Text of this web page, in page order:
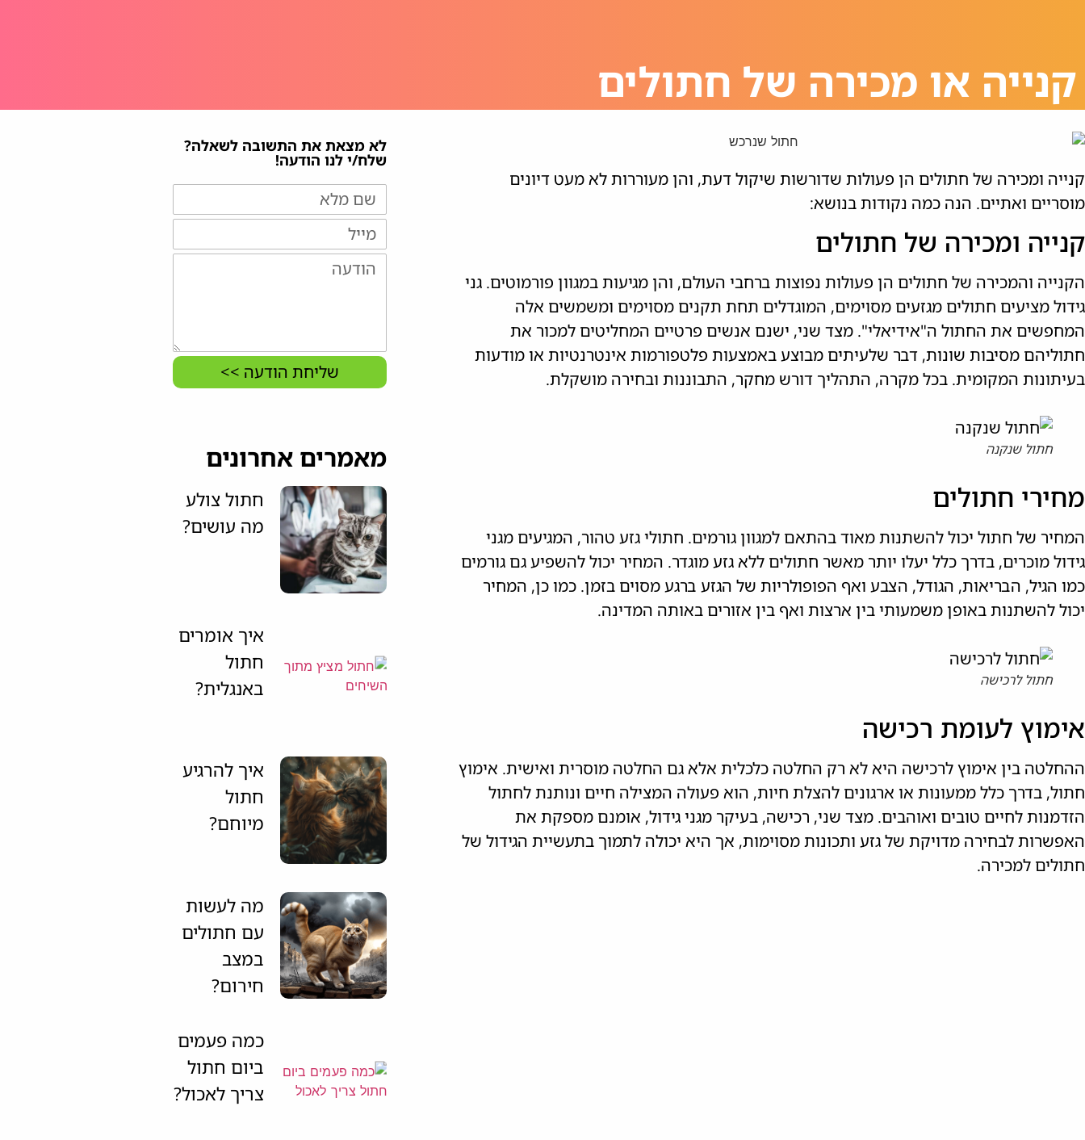
קנייה או מכירה של חתולים
קנייה ומכירה של חתולים הן פעולות שדורשות שיקול דעת, והן מעוררות לא מעט דיונים
מוסריים ואתיים. הנה כמה נקודות בנושא:
קנייה ומכירה של חתולים
הקנייה והמכירה של חתולים הן פעולות נפוצות ברחבי העולם, והן מגיעות במגוון פורמוטים. גני
גידול מציעים חתולים מגזעים מסוימים, המוגדלים תחת תקנים מסוימים ומשמשים אלה
המחפשים את החתול ה"אידיאלי". מצד שני, ישנם אנשים פרטיים המחליטים למכור את
חתוליהם מסיבות שונות, דבר שלעיתים מבוצע באמצעות פלטפורמות אינטרנטיות או מודעות
בעיתונות המקומית. בכל מקרה, התהליך דורש מחקר, התבוננות ובחירה מושקלת.
חתול שנקנה
מחירי חתולים
המחיר של חתול יכול להשתנות מאוד בהתאם למגוון גורמים. חתולי גזע טהור, המגיעים מגני
גידול מוכרים, בדרך כלל יעלו יותר מאשר חתולים ללא גזע מוגדר. המחיר יכול להשפיע גם גורמים
כמו הגיל, הבריאות, הגודל, הצבע ואף הפופולריות של הגזע ברגע מסוים בזמן. כמו כן, המחיר
יכול להשתנות באופן משמעותי בין ארצות ואף בין אזורים באותה המדינה.
חתול לרכישה
אימוץ לעומת רכישה
ההחלטה בין אימוץ לרכישה היא לא רק החלטה כלכלית אלא גם החלטה מוסרית ואישית. אימוץ
חתול, בדרך כלל ממעונות או ארגונים להצלת חיות, הוא פעולה המצילה חיים ונותנת לחתול
הזדמנות לחיים טובים ואוהבים. מצד שני, רכישה, בעיקר מגני גידול, אומנם מספקת את
האפשרות לבחירה מדויקת של גזע ותכונות מסוימות, אך היא יכולה לתמוך בתעשיית הגידול של
חתולים למכירה.
לא מצאת את התשובה לשאלה?
שלח/י לנו הודעה!
שליחת הודעה >>
מאמרים אחרונים
חתול צולע
מה עושים?
איך אומרים
חתול
באנגלית?
איך להרגיע
חתול
מיוחם?
מה לעשות
עם חתולים
במצב
חירום?
כמה פעמים
ביום חתול
צריך לאכול?